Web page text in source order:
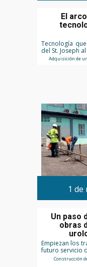
El
Tecnología
del St. Joseph
Adquisición de un
1 de
Un paso
obras
Empiezan los
futuro servicio
Construcción